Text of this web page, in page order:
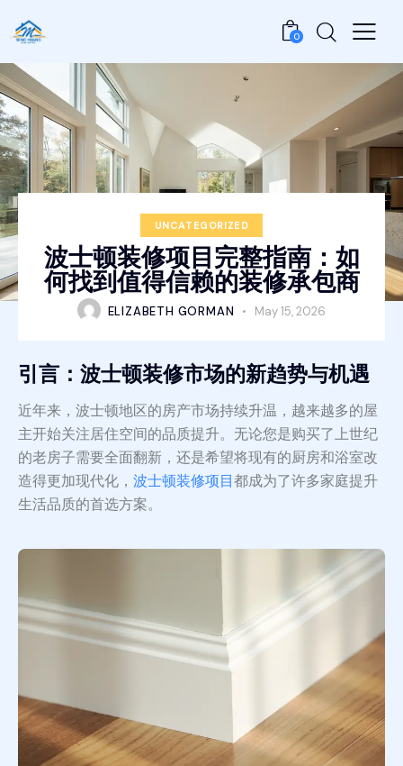
0
UNCATEGORIZED
波士顿装修项目完整指南：如
何找到值得信赖的装修承包商
ELIZABETH GORMAN May 15, 2026
引言：波士顿装修市场的新趋势与机遇
近年来，波士顿地区的房产市场持续升温，越来越多的屋
主开始关注居住空间的品质提升。无论您是购买了上世纪
的老房子需要全面翻新，还是希望将现有的厨房和浴室改
造得更加现代化， 波士顿装修项目都成为了许多家庭提升
生活品质的首选方案。